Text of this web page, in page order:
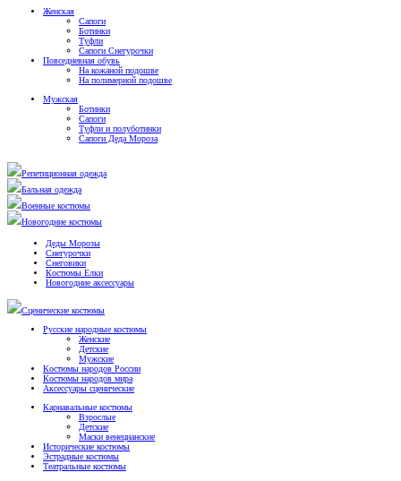
Женская
Сапоги
Ботинки
Туфли
Сапоги Снегурочки
Повседневная обувь
На кожаной подошве
На полимерной подошве
Мужская
Ботинки
Сапоги
Туфли и полуботинки
Сапоги Деда Мороза
Репетиционная одежда
Бальная одежда
Военные костюмы
Новогодние костюмы
Деды Морозы
Снегурочки
Снеговики
Костюмы Елки
Новогодние аксессуары
Сценические костюмы
Русские народные костюмы
Женские
Детские
Мужские
Костюмы народов России
Костюмы народов мира
Аксессуары сценические
Карнавальные костюмы
Взрослые
Детские
Маски венецианские
Исторические костюмы
Эстрадные костюмы
Театральные костюмы